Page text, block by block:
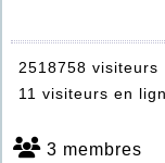
2518758 visiteurs
11 visiteurs en
3 membres